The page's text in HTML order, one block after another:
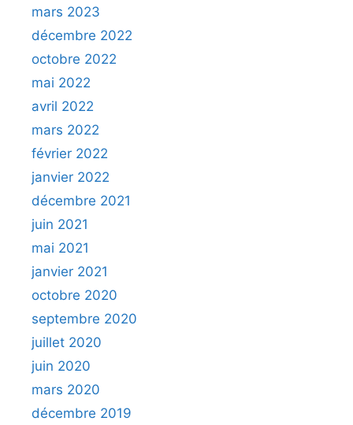
mars 2023
décembre 2022
octobre 2022
mai 2022
avril 2022
mars 2022
février 2022
janvier 2022
décembre 2021
juin 2021
mai 2021
janvier 2021
octobre 2020
septembre 2020
juillet 2020
juin 2020
mars 2020
décembre 2019